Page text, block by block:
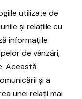
utilizate de
și relațiile cu
informațiile
de vânzări,
Această
și a
unei relații mai